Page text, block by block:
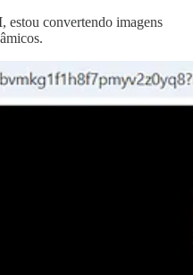
, estou convertendo imagens